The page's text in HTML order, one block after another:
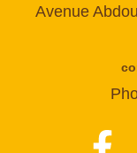
Avenue